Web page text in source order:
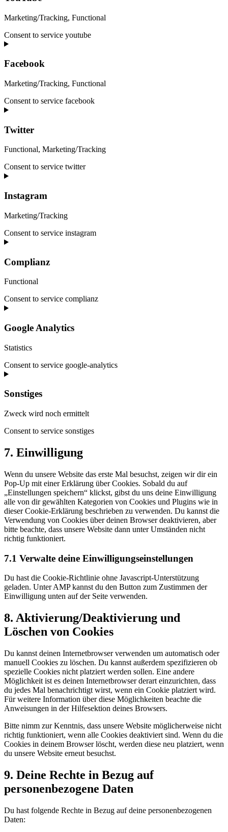
Marketing/Tracking, Functional
Consent to service youtube
Facebook
Marketing/Tracking, Functional
Consent to service facebook
Twitter
Functional, Marketing/Tracking
Consent to service twitter
Instagram
Marketing/Tracking
Consent to service instagram
Complianz
Functional
Consent to service complianz
Google Analytics
Statistics
Consent to service google-analytics
Sonstiges
Zweck wird noch ermittelt
Consent to service sonstiges
7. Einwilligung
Wenn du unsere Website das erste Mal besuchst, zeigen wir dir ein
Pop-Up mit einer Erklärung über Cookies. Sobald du auf
„Einstellungen speichern“ klickst, gibst du uns deine Einwilligung
alle von dir gewählten Kategorien von Cookies und Plugins wie in
dieser Cookie-Erklärung beschrieben zu verwenden. Du kannst die
Verwendung von Cookies über deinen Browser deaktivieren, aber
bitte beachte, dass unsere Website dann unter Umständen nicht
richtig funktioniert.
7.1 Verwalte deine Einwilligungseinstellungen
Du hast die Cookie-Richtlinie ohne Javascript-Unterstützung
geladen. Unter AMP kannst du den Button zum Zustimmen der
Einwilligung unten auf der Seite verwenden.
8. Aktivierung/Deaktivierung und
Löschen von Cookies
Du kannst deinen Internetbrowser verwenden um automatisch oder
manuell Cookies zu löschen. Du kannst außerdem spezifizieren ob
spezielle Cookies nicht platziert werden sollen. Eine andere
Möglichkeit ist es deinen Internetbrowser derart einzurichten, dass
du jedes Mal benachrichtigt wirst, wenn ein Cookie platziert wird.
Für weitere Information über diese Möglichkeiten beachte die
Anweisungen in der Hilfesektion deines Browsers.
Bitte nimm zur Kenntnis, dass unsere Website möglicherweise nicht
richtig funktioniert, wenn alle Cookies deaktiviert sind. Wenn du die
Cookies in deinem Browser löscht, werden diese neu platziert, wenn
du unsere Website erneut besuchst.
9. Deine Rechte in Bezug auf
personenbezogene Daten
Du hast folgende Rechte in Bezug auf deine personenbezogenen
Daten: